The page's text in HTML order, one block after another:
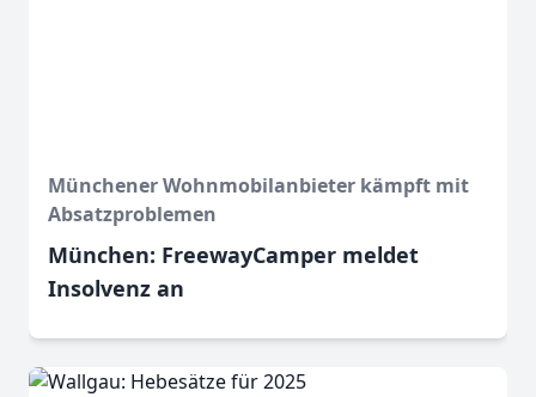
Münchener Wohnmobilanbieter kämpft mit
Absatzproblemen
München: FreewayCamper meldet
Insolvenz an